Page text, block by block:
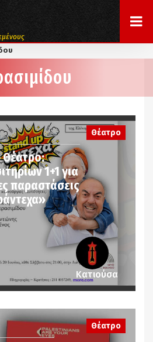
Θέατρο
1+1 για
παραστάσεις
Κατιούσα
Θέατρο